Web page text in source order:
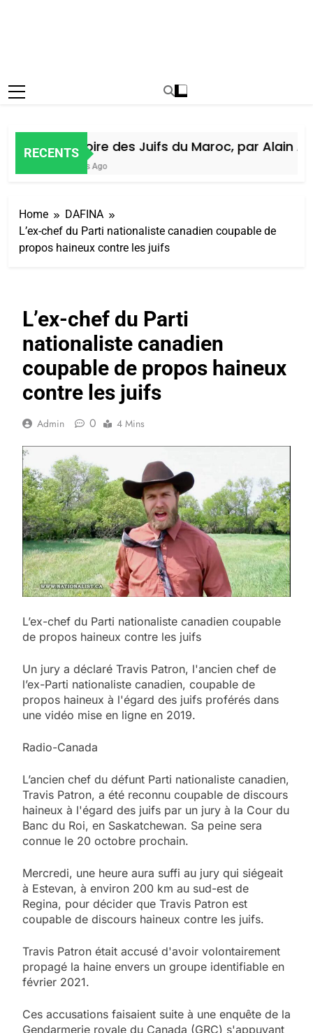
RECENTS
Histoire des Juifs du Maroc, par Alain
5 Jours Ago
Home
DAFINA
L’ex-chef du Parti nationaliste canadien coupable de
propos haineux contre les juifs
L’ex-chef du Parti
nationaliste canadien
coupable de propos haineux
contre les juifs
Admin 0 4 Mins
L’ex-chef du Parti nationaliste canadien coupable
de propos haineux contre les juifs
Un jury a déclaré Travis Patron, l'ancien chef de
l’ex-Parti nationaliste canadien, coupable de
propos haineux à l'égard des juifs proférés dans
une vidéo mise en ligne en 2019.
Radio-Canada
L’ancien chef du défunt Parti nationaliste canadien,
Travis Patron, a été reconnu coupable de discours
haineux à l'égard des juifs par un jury à la Cour du
Banc du Roi, en Saskatchewan. Sa peine sera
connue le 20 octobre prochain.
Mercredi, une heure aura suffi au jury qui siégeait
à Estevan, à environ 200 km au sud-est de
Regina, pour décider que Travis Patron est
coupable de discours haineux contre les juifs.
Travis Patron était accusé d'avoir volontairement
propagé la haine envers un groupe identifiable en
février 2021.
Ces accusations faisaient suite à une enquête de la
Gendarmerie royale du Canada (GRC) s'appuyant